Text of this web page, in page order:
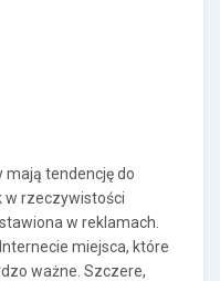
mają tendencję do
w rzeczywistości
w reklamach.
miejsca, które
ważne. Szczere,